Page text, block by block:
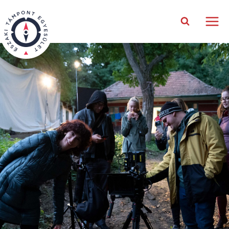
Hírlevél feliratkozás
Értesülj legfrissebb híreinkről,
filmjeinkről és társadalmi akcióinkról!
E-mail cím *:
Keresztnév *:
Vezetéknév *: